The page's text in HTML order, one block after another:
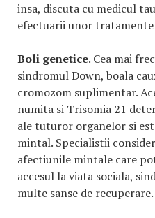
insa, discuta cu medicul
efectuarii unor
Boli genetice. Cea mai
sindromul Down, boala
cromozom suplimentar.
numita si Trisomia 21
ale tuturor organelor si
mintal. Specialistii
afectiunile mintale care
accesul la viata sociala,
multe sanse de recuperare.